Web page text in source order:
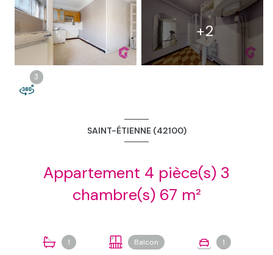
+2
3
3
SAINT-ÉTIENNE (42100)
Appartement 4 pièce(s) 3
chambre(s) 67 m²
1 Balcon 1